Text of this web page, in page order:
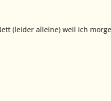
(leider alleine) weil ich